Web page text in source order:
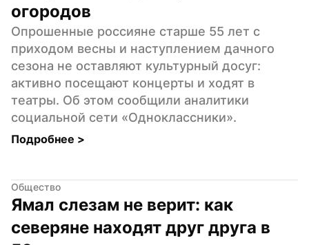
огородов
Опрошенные россияне старше 55 лет с
приходом весны и наступлением дачного
сезона не оставляют культурный досуг:
активно посещают концерты и ходят в
театры. Об этом сообщили аналитики
социальной сети «Одноклассники».
Подробнее >
Общество
Ямал слезам не верит: как
северяне находят друг друга в